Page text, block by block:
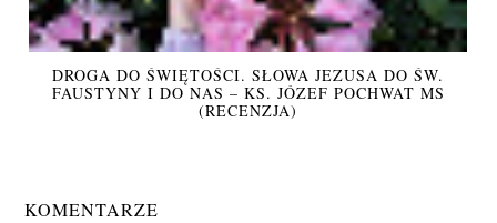
DROGA DO ŚWIĘTOŚCI. SŁOWA JEZUSA DO ŚW.
FAUSTYNY I DO NAS – KS. JÓZEF POCHWAT MS
(RECENZJA)
KOMENTARZE